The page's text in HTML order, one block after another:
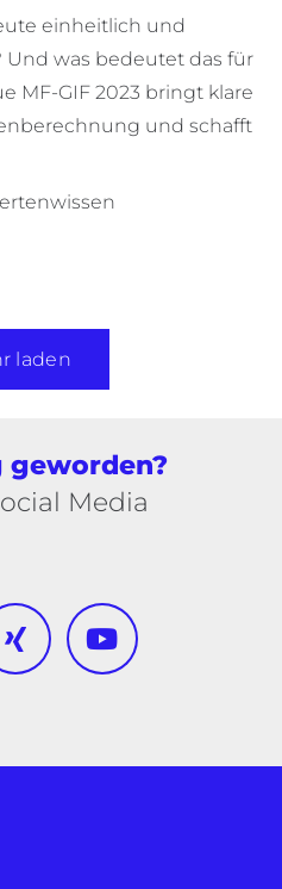
einheitlich und
was bedeutet das für
MF-GIF 2023 bringt klare
und schafft
laden
geworden?
Media